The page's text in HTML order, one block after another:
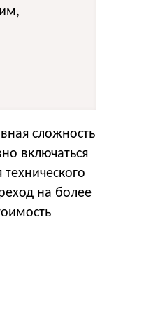
сложность
включаться
на более